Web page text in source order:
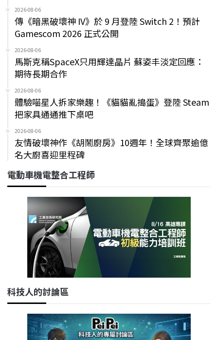
2026-08-06
傳《暗黑破壞神 IV》於 9 月登陸 Switch 2！預計
Gamescom 2026 正式公開
2026-08-06
馬斯克稱SpaceX只用輝達晶片 蘇姿丰淡定回應：
期待長期合作
2026-08-06
體驗喵星人拆家樂趣！《貓貓亂搗蛋》登陸 Steam
把家具通通推下桌吧
2026-08-06
友情破壞神作《胡鬧廚房》10週年！全球齊聚逾億
名大廚喜迎里程碑
電動車機電整合工程師
科技人的討論區